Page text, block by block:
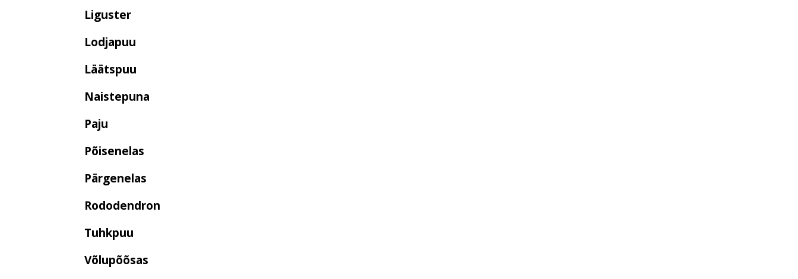
Liguster
Lodjapuu
Läätspuu
Naistepuna
Paju
Põisenelas
Pärgenelas
Rododendron
Tuhkpuu
Võlupõõsas